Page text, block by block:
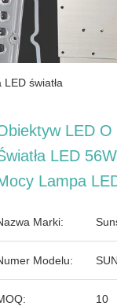
światła
LED
LED
Lampa
Marki:
Modelu:
10